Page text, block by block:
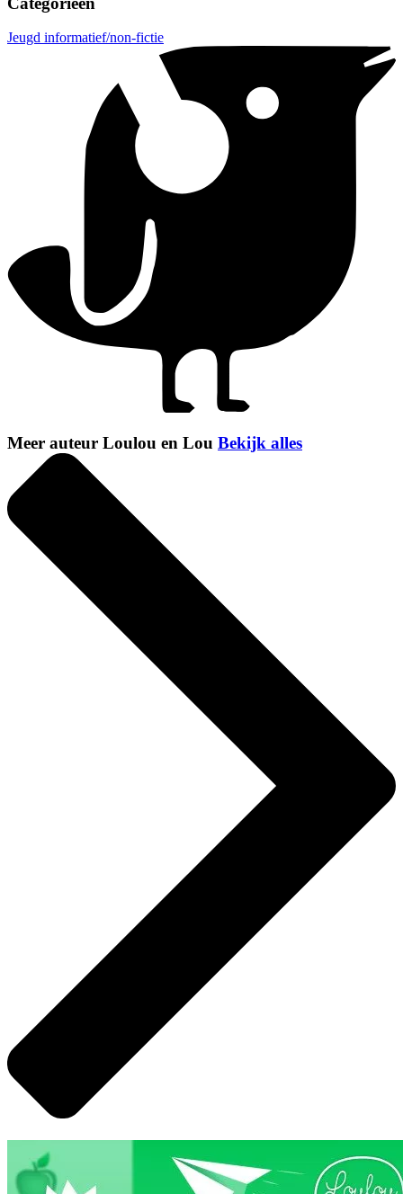
Jeugd informatief/non-fictie
Meer auteur Loulou en Lou Bekijk alles